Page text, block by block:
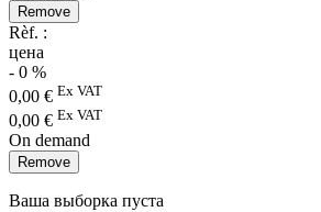
Remove
Rèf. :
цена
- 0 %
0,00 € Ex VAT
0,00 € Ex VAT
On demand
Remove
Ваша выборка пуста